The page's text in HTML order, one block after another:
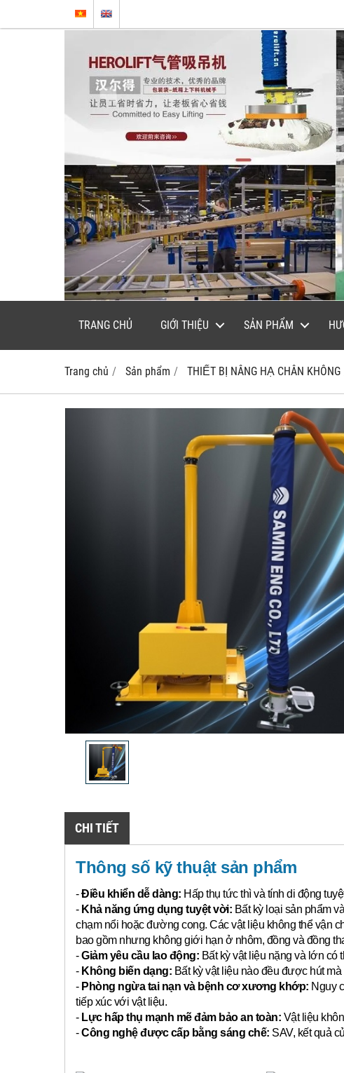
TRANG CHỦ GIỚI THIỆU SẢN PHẨM
Trang chủ Sản phẩm THIẾT BỊ NÂNG HẠ CHÂN KHÔNG
CHI TIẾT
Thông số kỹ thuật sản phẩm
-Điều khiển dễ dàng: Hấp thụ tức thì và tính di động
- Khả năng ứng dụng tuyệt vời: Bất kỳ loại sản phẩm
chạm nổi hoặc đường cong. Các vật liệu không thể vận
bao gồm nhưng không giới hạn ở nhôm, đồng và đồng
-Giảm yêu cầu lao động: Bất kỳ vật liệu nặng và lớn
- Không biến dạng: Bất kỳ vật liệu nào đều được hút
- Phòng ngừa tai nạn và bệnh cơ xương khớp: Nguy
tiếp xúc với vật liệu.
- Lực hấp thụ mạnh mẽ đảm bảo an toàn: Vật liệu
-Công nghệ được cấp bằng sáng chế: SAV, kết quả